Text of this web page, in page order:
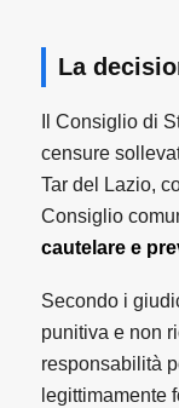
La
Il Consiglio di
censure
Tar del Lazio,
Consiglio
cautelare e
Secondo i
punitiva e non
responsabilità
legittimamente